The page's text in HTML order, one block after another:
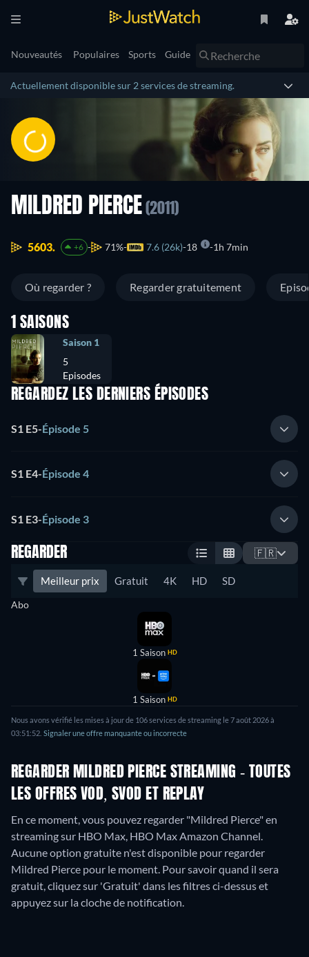
Nouveautés Populaires Sports Guide
Actuellement disponible sur 2 services de streaming.
MILDRED PIERCE (2011)
5603. +6 71% 7.6 (26k) 18 1h 7min
Où regarder ? Regarder gratuitement
1 SAISONS
Saison 1
5
Episodes
REGARDEZ LES DERNIERS ÉPISODES
S1 E5-Épisode 5
S1 E4-Épisode 4
S1 E3-Épisode 3
REGARDER 🇫🇷
Meilleur prix Gratuit 4K HD SD
Abo
1 Saison HD
1 Saison HD
Nous avons vérifié les mises à jour de 106services de streaming le7 août 2026à
03:51:52 Signaler une offre manquante ou incorrecte
REGARDER MILDRED PIERCE STREAMING - TOUTES
LES OFFRES VOD, SVOD ET REPLAY
En ce moment, vous pouvez regarder "Mildred Pierce" en
streaming sur HBO Max, HBO Max Amazon Channel.
Aucune option gratuite n'est disponible pour regarder
Mildred Pierce pour le moment. Pour savoir quand il sera
gratuit, cliquez sur 'Gratuit' dans les filtres ci-dessus et
appuyez sur la cloche de notification.